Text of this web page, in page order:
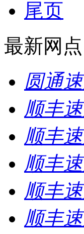
尾页
最新网点
圆通
顺丰
顺丰
顺丰
顺丰
顺丰